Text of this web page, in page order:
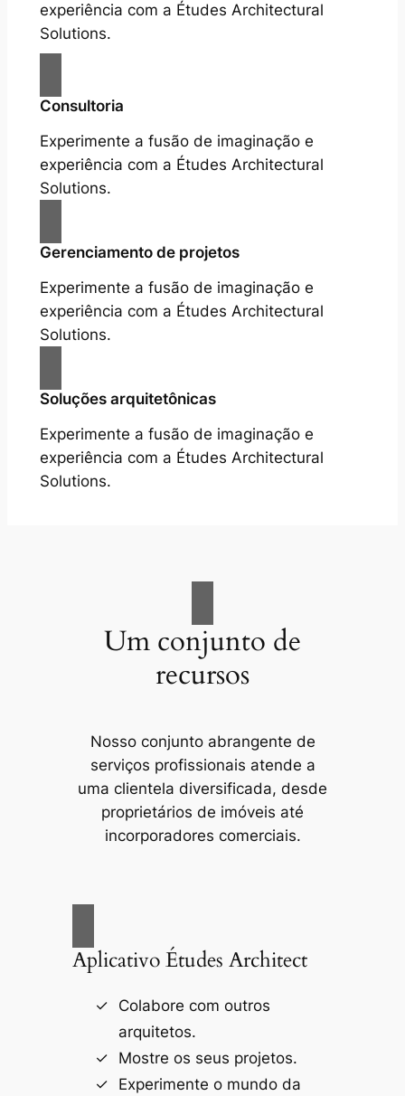
experiência com a Études Architectural
Solutions.
Consultoria
Experimente a fusão de imaginação e
experiência com a Études Architectural
Solutions.
Gerenciamento de projetos
Experimente a fusão de imaginação e
experiência com a Études Architectural
Solutions.
Soluções arquitetônicas
Experimente a fusão de imaginação e
experiência com a Études Architectural
Solutions.
Um conjunto de
recursos
Nosso conjunto abrangente de
serviços profissionais atende a
uma clientela diversificada, desde
proprietários de imóveis até
incorporadores comerciais.
Aplicativo Études Architect
Colabore com outros
arquitetos.
Mostre os seus projetos.
Experimente o mundo da